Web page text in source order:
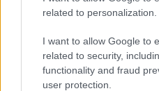
related to personalization.
I want to allow Google to
related to security,
functionality and fraud
user protection.
ALTRI SPORT